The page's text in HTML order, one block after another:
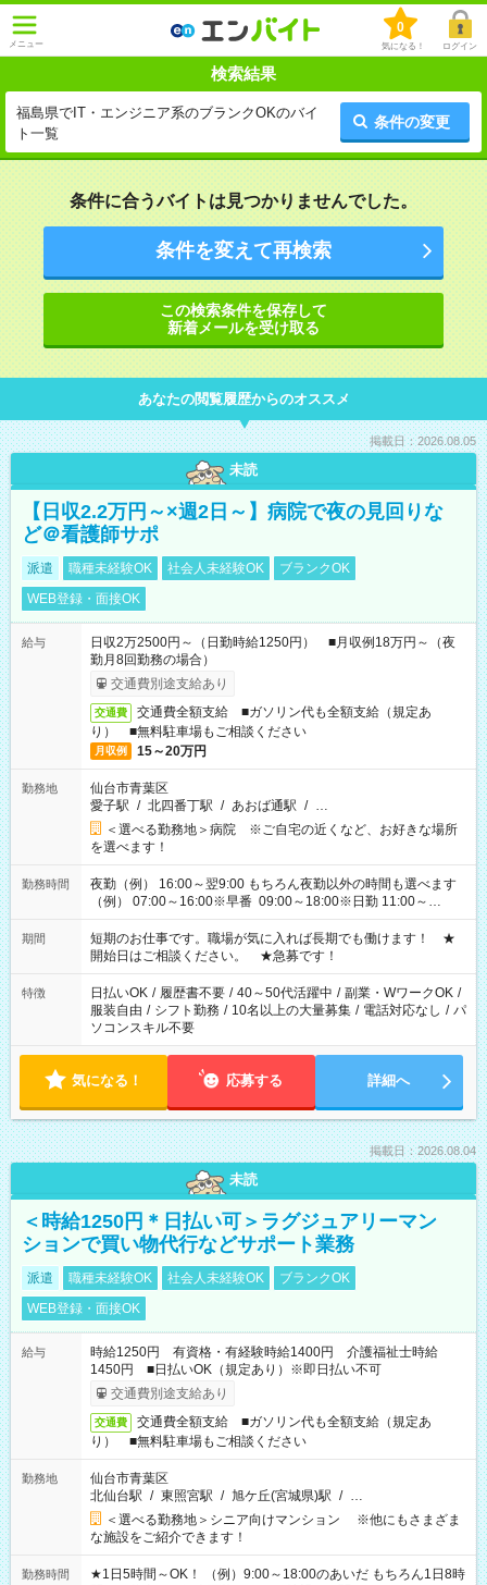
メニュー
0
気になる！ ログイン
検索結果
福島県でIT・エンジニア系のブランクOKのバイ
ト一覧
条件の変更
条件に合うバイトは見つかりませんでした。
条件を変えて再検索
この検索条件を保存して
新着メールを受け取る
あなたの閲覧履歴からのオススメ
掲載日：2026.08.05
未読
【日収2.2万円～×週2日～】病院で夜の見回りな
ど＠看護師サポ
派遣 職種未経験OK 社会人未経験OK
ブランクOK
WEB登録・面接OK
給与
日収2万2500円～（日勤時給1250円） ■月収例18万円～（夜
勤月8回勤務の場合）
交通費別途支給あり
交通費
交通費全額支給 ■ガソリン代も全額支給（規定あ
り） ■無料駐車場もご相談ください
月収例 15～20万円
勤務地
仙台市青葉区
愛子駅 / 北四番丁駅 / あおば通駅 / …
＜選べる勤務地＞病院 ※ご自宅の近くなど、お好きな場所
を選べます！
勤務時間
夜勤（例） 16:00～翌9:00 もちろん夜勤以外の時間も選べます
（例） 07:00～16:00※早番 09:00～18:00※日勤 11:00～
20:00※遅番 ※時間は、固定・選べる施設もあるので、ご希望が
あれば調整できます！ ※シフト制。勤務地により実働時間が異
なります。★家庭の都合でお休みが必要な場合も遠慮なくご相
談ください。
期間
短期のお仕事です。職場が気に入れば長期でも働けます！ ★
開始日はご相談ください。 ★急募です！
特徴 日払いOK / 履歴書不要 / 40～50代活躍中 / 副業・WワークOK /
服装自由 / シフト勤務 / 10名以上の大量募集 / 電話対応なし / パ
ソコンスキル不要
気になる！ 応募する 詳細へ
掲載日：2026.08.04
未読
＜時給1250円＊日払い可＞ラグジュアリーマン
ションで買い物代行などサポート業務
派遣 職種未経験OK 社会人未経験OK
ブランクOK
WEB登録・面接OK
給与
時給1250円 有資格・有経験時給1400円 介護福祉士時給
1450円 ■日払いOK（規定あり）※即日払い不可
交通費別途支給あり
交通費
交通費全額支給 ■ガソリン代も全額支給（規定あ
り） ■無料駐車場もご相談ください
勤務地
仙台市青葉区
北仙台駅 / 東照宮駅 / 旭ケ丘(宮城県)駅 / …
＜選べる勤務地＞シニア向けマンション ※他にもさまざま
な施設をご紹介できます！
勤務時間
★1日5時間～OK！ （例）9:00～18:00のあいだ もちろん1日8時